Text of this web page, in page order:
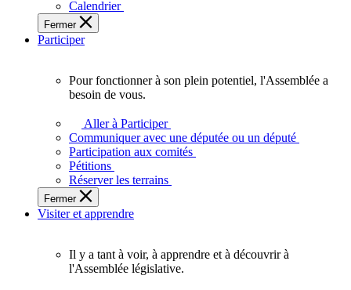
des
Ontariennes
et
Calendrier
Fermer
Participer
plein
potentiel,
l'Assemblée
a
besoin
de
Pour fonctionner à son plein potentiel, l'Assemblée a
besoin de vous.
Aller à Participer
Communiquer avec une députée ou un député
Participation aux comités
Pétitions
Réserver les terrains
Fermer
Visiter et apprendre
Il y a tant à voir, à apprendre et à découvrir à
l'Assemblée législative.